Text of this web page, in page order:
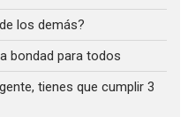
los demás?
bondad para todos
tienes que cumplir 3